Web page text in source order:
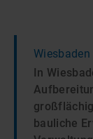
Wiesbaden
In
bauliche